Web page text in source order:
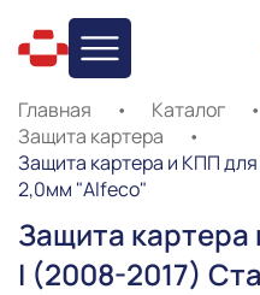
Главная • Каталог •
Защита картера
•
Защита картера и КПП
2,0мм "Alfeco"
Защита картера
I (2008-2017)